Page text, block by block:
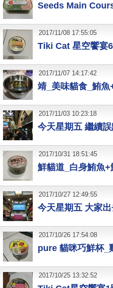
Seeds Main
Tiki Cat 星空饗宴
2017/11/08 17:55:05
靖_美味貓食_鮪魚
2017/11/07 14:17:42
今天星期五 繼續
2017/11/03 10:23:18
鮮貓道_白身鮪魚+
2017/10/31 18:51:45
今天星期五 大家
2017/10/27 12:49:55
pure 貓咪巧鮮杯_
2017/10/26 17:54:08
2017/10/25 13:32:52